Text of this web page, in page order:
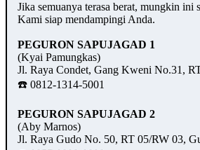
Jika semuanya terasa berat, mungkin
Kami siap mendampingi Anda.
PEGURON SAPUJAGAD 1
(Kyai Pamungkas)
Jl. Raya Condet, Gang Kweni No.31,
☎️ 0812-1314-5001
PEGURON SAPUJAGAD 2
(Aby Marnos)
Jl. Raya Gudo No. 50, RT 05/RW 03,